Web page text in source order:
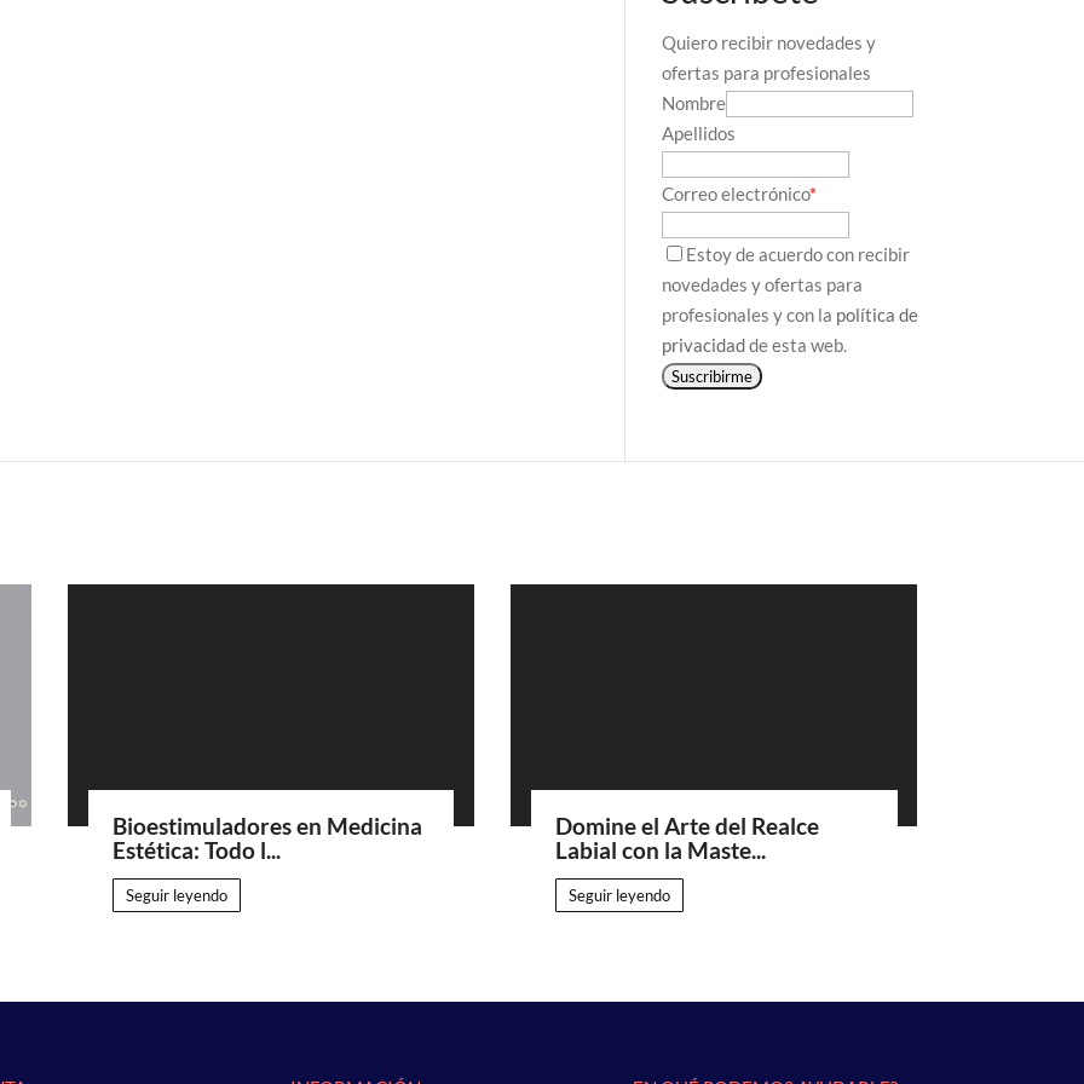
Quiero recibir novedades y
ofertas para profesionales
Nombre
Apellidos
Correo electrónico*
Estoy de acuerdo con recibir
novedades y ofertas para
profesionales y con la política de
privacidadde esta web.
Suscribirme
Bioestimuladores en Medicina
Estética: Todo l...
Seguir leyendo
Domine el Arte del Realce
Labial con la Maste...
Seguir leyendo